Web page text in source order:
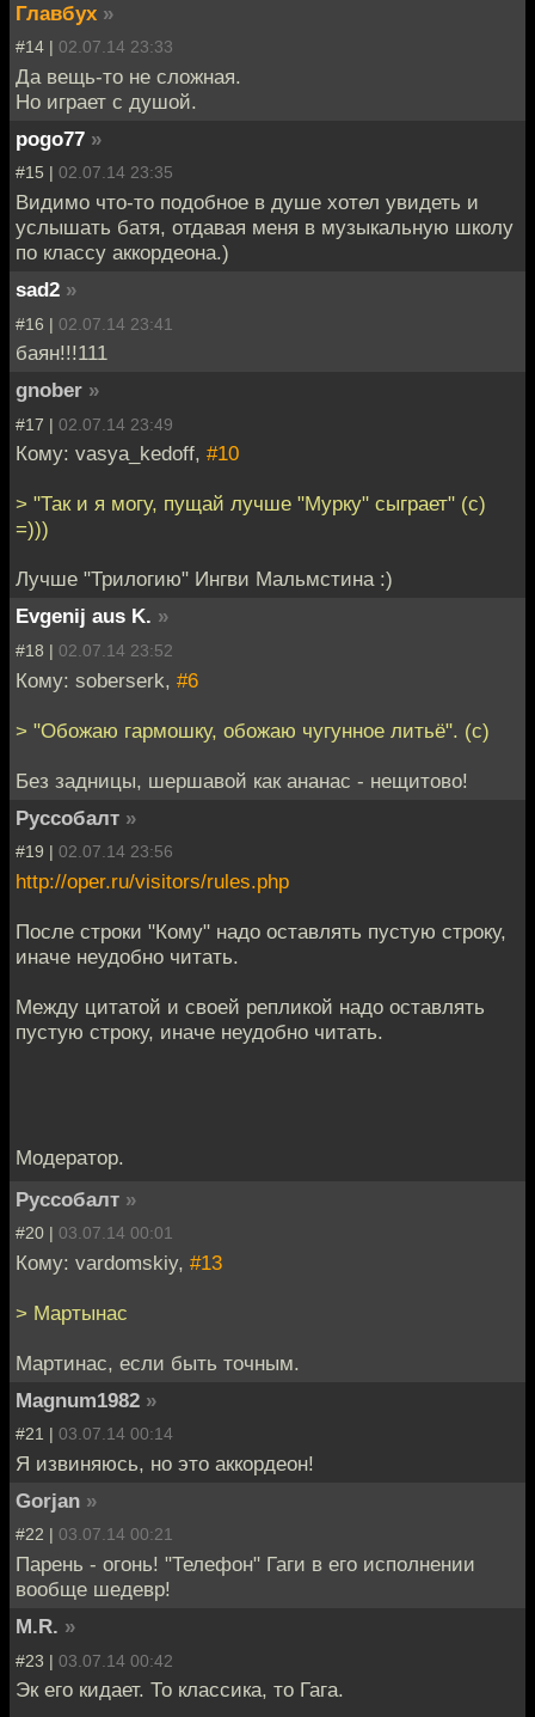
Главбух »
#14 | 02.07.14 23:33
Да вещь-то не сложная.
Но играет с душой.
pogo77 »
#15 | 02.07.14 23:35
Видимо что-то подобное в душе хотел увидеть и
услышать батя, отдавая меня в музыкальную школу
по классу аккордеона.)
sad2 »
#16 | 02.07.14 23:41
баян!!!111
gnober »
#17 | 02.07.14 23:49
Кому: vasya_kedoff, #10
> "Так и я могу, пущай лучше "Мурку" сыграет" (c)
=)))
Лучше "Трилогию" Ингви Мальмстина :)
Evgenij aus K. »
#18 | 02.07.14 23:52
Кому: soberserk, #6
> "Обожаю гармошку, обожаю чугунное литьё". (с)
Без задницы, шершавой как ананас - нещитово!
Руссобалт »
#19 | 02.07.14 23:56
http://oper.ru/visitors/rules.php
После строки "Кому" надо оставлять пустую строку,
иначе неудобно читать.
Между цитатой и своей репликой надо оставлять
пустую строку, иначе неудобно читать.
Модератор.
Руссобалт »
#20 | 03.07.14 00:01
Кому: vardomskiy, #13
> Мартынас
Мартинас, если быть точным.
Magnum1982 »
#21 | 03.07.14 00:14
Я извиняюсь, но это аккордеон!
Gorjan »
#22 | 03.07.14 00:21
Парень - огонь! "Телефон" Гаги в его исполнении
вообще шедевр!
M.R. »
#23 | 03.07.14 00:42
Эк его кидает. То классика, то Гага.